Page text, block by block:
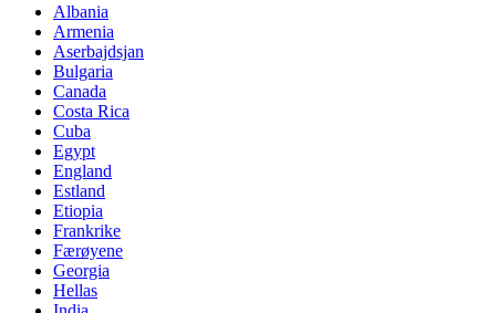
Albania
Armenia
Aserbajdsjan
Bulgaria
Canada
Costa Rica
Cuba
Egypt
England
Estland
Etiopia
Frankrike
Færøyene
Georgia
Hellas